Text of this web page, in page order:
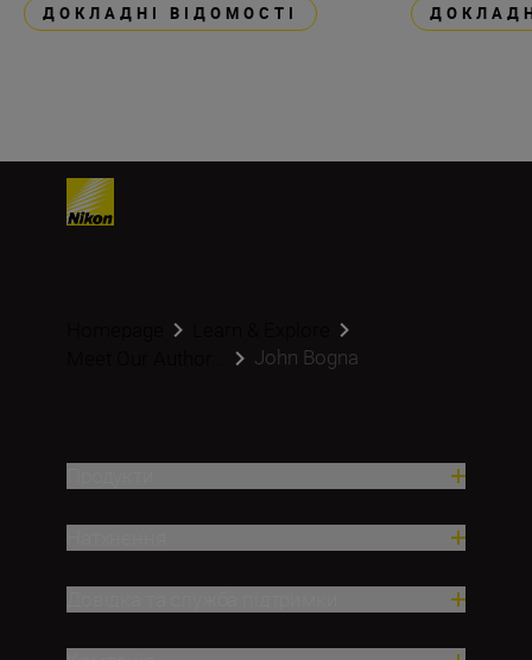
ДОКЛАДНІ ВІДОМОСТІ
John Bogna